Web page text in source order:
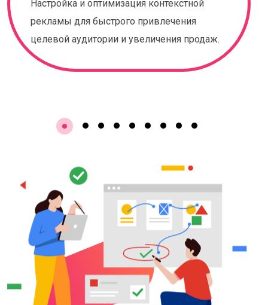
Настройка и оптимизация контекстной
рекламы для быстрого привлечения
целевой аудитории и увеличения продаж.